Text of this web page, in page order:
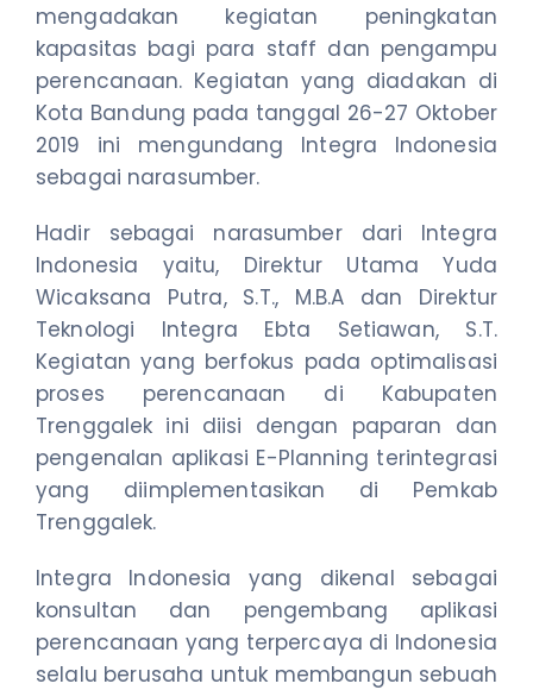
mengadakan kegiatan peningkatan
kapasitas bagi para staff dan pengampu
perencanaan. Kegiatan yang diadakan di
Kota Bandung pada tanggal 26-27 Oktober
2019 ini mengundang Integra Indonesia
sebagai narasumber.
Hadir sebagai narasumber dari Integra
Indonesia yaitu, Direktur Utama Yuda
Wicaksana Putra, S.T., M.B.A dan Direktur
Teknologi Integra Ebta Setiawan, S.T.
Kegiatan yang berfokus pada optimalisasi
proses perencanaan di Kabupaten
Trenggalek ini diisi dengan paparan dan
pengenalan aplikasi E-Planning terintegrasi
yang diimplementasikan di Pemkab
Trenggalek.
Integra Indonesia yang dikenal sebagai
konsultan dan pengembang aplikasi
perencanaan yang terpercaya di Indonesia
selalu berusaha untuk membangun sebuah